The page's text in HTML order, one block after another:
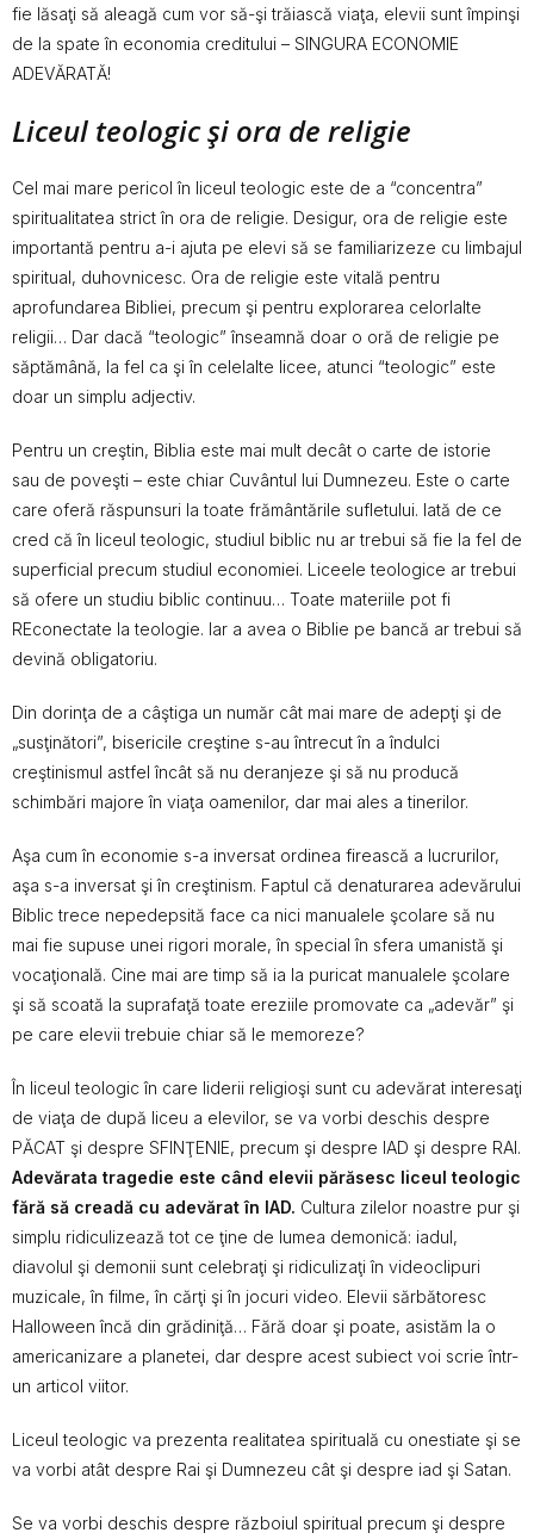
fie lăsaţi să aleagă cum vor să-şi trăiască viaţa, elevii sunt împinşi
de la spate în economia creditului – SINGURA ECONOMIE
ADEVĂRATĂ!
Liceul teologic şi ora de religie
Cel mai mare pericol în liceul teologic este de a “concentra”
spiritualitatea strict în ora de religie. Desigur, ora de religie este
importantă pentru a-i ajuta pe elevi să se familiarizeze cu limbajul
spiritual, duhovnicesc. Ora de religie este vitală pentru
aprofundarea Bibliei, precum şi pentru explorarea celorlalte
religii… Dar dacă “teologic” înseamnă doar o oră de religie pe
săptămână, la fel ca şi în celelalte licee, atunci “teologic” este
doar un simplu adjectiv.
Pentru un creştin, Biblia este mai mult decât o carte de istorie
sau de poveşti – este chiar Cuvântul lui Dumnezeu. Este o carte
care oferă răspunsuri la toate frământările sufletului. Iată de ce
cred că în liceul teologic, studiul biblic nu ar trebui să fie la fel de
superficial precum studiul economiei. Liceele teologice ar trebui
să ofere un studiu biblic continuu… Toate materiile pot fi
REconectate la teologie. Iar a avea o Biblie pe bancă ar trebui să
devină obligatoriu.
Din dorinţa de a câştiga un număr cât mai mare de adepţi şi de
„susţinători”, bisericile creştine s-au întrecut în a îndulci
creştinismul astfel încât să nu deranjeze şi să nu producă
schimbări majore în viaţa oamenilor, dar mai ales a tinerilor.
Aşa cum în economie s-a inversat ordinea firească a lucrurilor,
aşa s-a inversat şi în creştinism. Faptul că denaturarea adevărului
Biblic trece nepedepsită face ca nici manualele şcolare să nu
mai fie supuse unei rigori morale, în special în sfera umanistă şi
vocaţională. Cine mai are timp să ia la puricat manualele şcolare
şi să scoată la suprafaţă toate ereziile promovate ca „adevăr” şi
pe care elevii trebuie chiar să le memoreze?
În liceul teologic în care liderii religioşi sunt cu adevărat interesaţi
de viaţa de după liceu a elevilor, se va vorbi deschis despre
PĂCAT şi despre SFINŢENIE, precum şi despre IAD şi despre RAI.
Adevărata tragedie este când elevii părăsesc liceul teologic
fără să creadă cu adevărat în IAD. Cultura zilelor noastre pur şi
simplu ridiculizează tot ce ţine de lumea demonică: iadul,
diavolul şi demonii sunt celebraţi şi ridiculizaţi în videoclipuri
muzicale, în filme, în cărţi şi în jocuri video. Elevii sărbătoresc
Halloween încă din grădiniţă… Fără doar şi poate, asistăm la o
americanizare a planetei, dar despre acest subiect voi scrie într-
un articol viitor.
Liceul teologic va prezenta realitatea spirituală cu onestiate şi se
va vorbi atât despre Rai şi Dumnezeu cât şi despre iad şi Satan.
Se va vorbi deschis despre războiul spiritual precum şi despre